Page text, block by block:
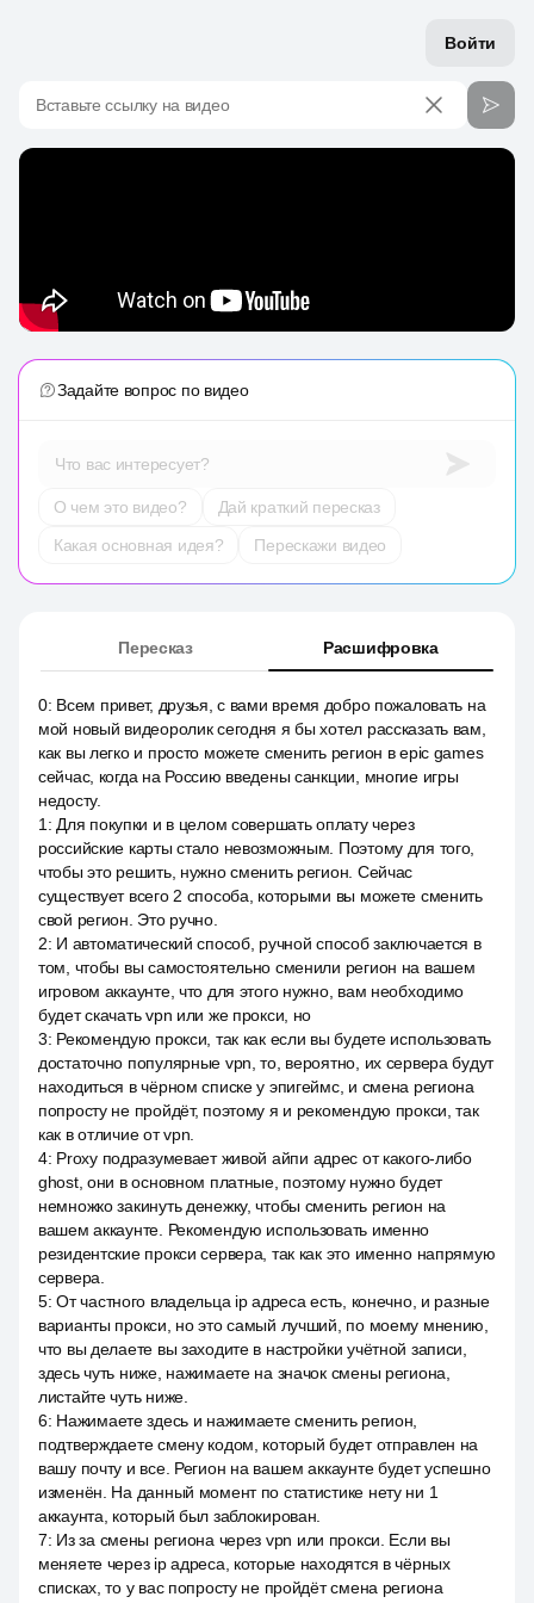
Войти
Вставьте ссылку на видео
Задайте вопрос по видео
Что вас интересует?
О чем это видео?
Дай краткий пересказ
Какая основная идея?
Перескажи видео
Пересказ Расшифровка
0: Всем привет, друзья, с вами время добро пожаловать на
мой новый видеоролик сегодня я бы хотел рассказать вам,
как вы легко и просто можете сменить регион в epic games
сейчас, когда на Россию введены санкции, многие игры
недосту.
1 : Для покупки и в целом совершать оплату через
российские карты стало невозможным. Поэтому для того,
чтобы это решить, нужно сменить регион. Сейчас
существует всего 2 способа, которыми вы можете сменить
свой регион. Это ручно.
2: И автоматический способ, ручной способ заключается в
том, чтобы вы самостоятельно сменили регион на вашем
игровом аккаунте, что для этого нужно, вам необходимо
будет скачать vpn или же прокси, но
3: Рекомендую прокси, так как если вы будете использовать
достаточно популярные vpn, то, вероятно, их сервера будут
находиться в чёрном списке у эпигеймс, и смена региона
попросту не пройдёт, поэтому я и рекомендую прокси, так
как в отличие от vpn.
4: Proxy подразумевает живой айпи адрес от какого-либо
ghost, они в основном платные, поэтому нужно будет
немножко закинуть денежку, чтобы сменить регион на
вашем аккаунте. Рекомендую использовать именно
резидентские прокси сервера, так как это именно напрямую
сервера.
5:От частного владельца ip адреса есть, конечно, и разные
варианты прокси, но это самый лучший, по моему мнению,
что вы делаете вы заходите в настройки учётной записи,
здесь чуть ниже, нажимаете на значок смены региона,
листайте чуть ниже.
6: Нажимаете здесь и нажимаете сменить регион,
подтверждаете смену кодом, который будет отправлен на
вашу почту и все. Регион на вашем аккаунте будет успешно
изменён. На данный момент по статистике нету ни 1
аккаунта, который был заблокирован.
7: Из за смены региона через vpn или прокси. Если вы
меняете через ip адреса, которые находятся в чёрных
списках, то у вас попросту не пройдёт смена региона